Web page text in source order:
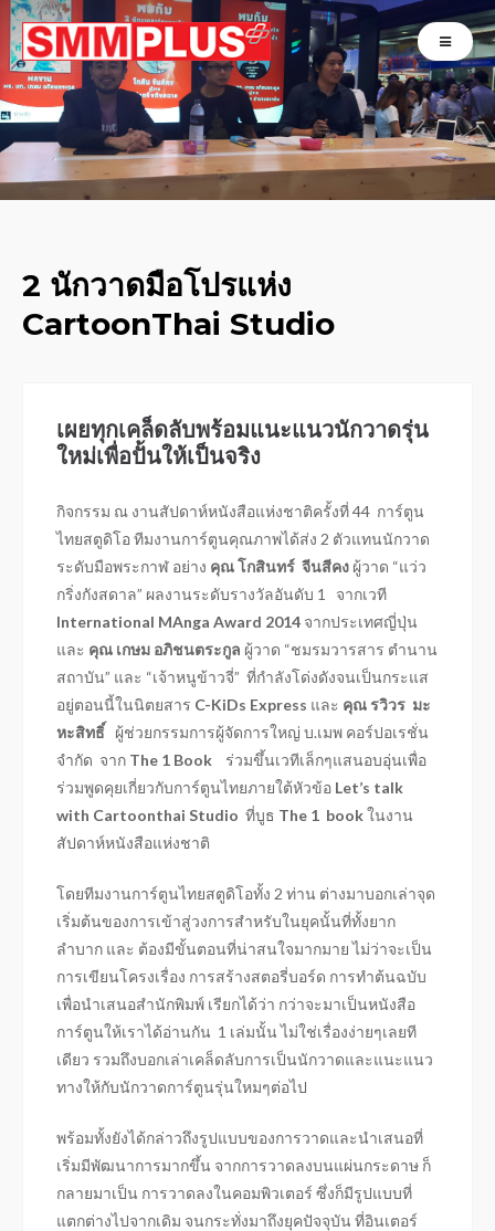
2 นักวาดมือโปรแห่ง
CartoonThai Studio
เผยทุกเคล็ดลับพร้อมแนะแนวนักวาดรุ่น
ใหม่เพื่อปั้นให้เป็นจริง
กิจกรรม ณ งานสัปดาห์หนังสือแห่งชาติครั้งที่ 44 การ์ตูน
ไทยสตูดิโอ ทีมงานการ์ตูนคุณภาพได้ส่ง 2 ตัวแทนนักวาด
ระดับมือพระกาฬ อย่าง คุณ โกสินทร์ จีนสีคง ผู้วาด “แว่ว
กริ่งกังสดาล” ผลงานระดับรางวัลอันดับ 1 จากเวที
International MAnga Award 2014 จากประเทศญี่ปุ่น
และ คุณ เกษม อภิชนตระกูล ผู้วาด “ชมรมวารสาร ตำนาน
สถาบัน” และ “เจ้าหนูข้าวจี่” ที่กำลังโด่งดังจนเป็นกระแส
อยู่ตอนนี้ในนิตยสาร C-KiDs Express และ คุณ รวิวร มะ
หะสิทธิ์ ผู้ช่วยกรรมการผู้จัดการใหญ่ บ.เมพ คอร์ปอเรชั่น
จำกัด จาก The 1 Book ร่วมขึ้นเวทีเล็กๆแสนอบอุ่นเพื่อ
ร่วมพูดคุยเกี่ยวกับการ์ตูนไทยภายใต้หัวข้อ Let’s talk
with Cartoonthai Studio ที่บูธ The 1 bookในงาน
สัปดาห์หนังสือแห่งชาติ
โดยทีมงานการ์ตูนไทยสตูดิโอทั้ง 2 ท่าน ต่างมาบอกเล่าจุด
เริ่มต้นของการเข้าสู่วงการสำหรับในยุคนั้นที่ทั้งยาก
ลำบาก และ ต้องมีขั้นตอนที่น่าสนใจมากมาย ไม่ว่าจะเป็น
การเขียนโครงเรื่อง การสร้างสตอรี่บอร์ด การทำต้นฉบับ
เพื่อนำเสนอสำนักพิมพ์ เรียกได้ว่า กว่าจะมาเป็นหนังสือ
การ์ตูนให้เราได้อ่านกัน 1 เล่มนั้น ไม่ใช่เรื่องง่ายๆเลยที
เดียว รวมถึงบอกเล่าเคล็ดลับการเป็นนักวาดและแนะแนว
ทางให้กับนักวาดการ์ตูนรุ่นใหมๆต่อไป
พร้อมทั้งยังได้กล่าวถึงรูปแบบของการวาดและนำเสนอที่
เริ่มมีพัฒนาการมากขึ้น จากการวาดลงบนแผ่นกระดาษ ก็
กลายมาเป็น การวาดลงในคอมพิวเตอร์ ซึ่งก็มีรูปแบบที่
แตกต่างไปจากเดิม จนกระทั่งมาถึงยุคปัจจุบัน ที่อินเตอร์